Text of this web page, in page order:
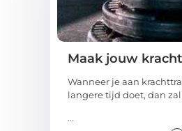
Maak jouw
Wanneer je aan
langere tijd doet, dan
...